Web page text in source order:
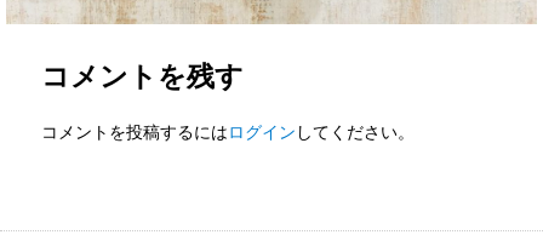
コメントを残す
コメントを投稿するにはログイン してください。